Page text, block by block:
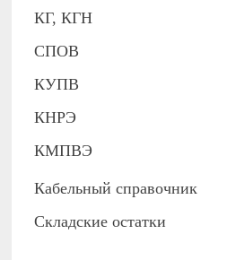
КГ, КГН
СПОВ
КУПВ
КНРЭ
КМПВЭ
Кабельный справочник
Складские остатки